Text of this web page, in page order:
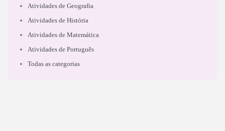
Atividades de Geografia
Atividades de História
Atividades de Matemática
Atividades de Português
Todas as categorias